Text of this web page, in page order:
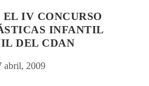
IV CONCURSO
INFANTIL
DEL CDAN
abril, 2009